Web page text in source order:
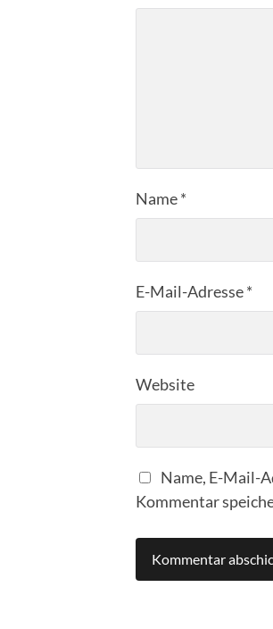
Name*
E-Mail-Adresse*
Website
Name, E-Mail-
Kommentar